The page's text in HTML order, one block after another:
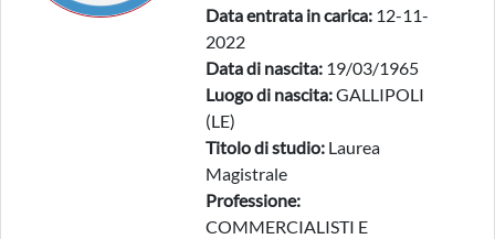
Data entrata in carica: 12-11-
2022
Data di nascita: 19/03/1965
Luogo di nascita:GALLIPOLI
(LE)
Titolo di studio: Laurea
Magistrale
Professione:
COMMERCIALISTI E